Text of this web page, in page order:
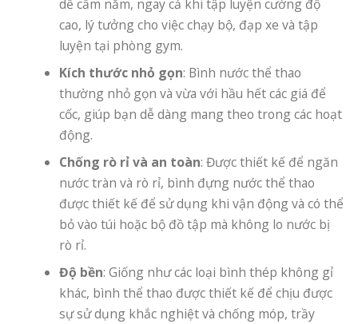
dễ cầm nắm, ngay cả khi tập luyện cường độ
cao, lý tưởng cho việc chạy bộ, đạp xe và tập
luyện tại phòng gym.
Kích thước nhỏ gọn: Bình nước thể thao
thường nhỏ gọn và vừa với hầu hết các giá để
cốc, giúp bạn dễ dàng mang theo trong các hoạt
động.
Chống rò rỉ và an toàn: Được thiết kế để ngăn
nước tràn và rò rỉ, bình đựng nước thể thao
được thiết kế để sử dụng khi vận động và có thể
bỏ vào túi hoặc bộ đồ tập mà không lo nước bị
rò rỉ.
Độ bền: Giống như các loại bình thép không gỉ
khác, bình thể thao được thiết kế để chịu được
sự sử dụng khắc nghiệt và chống móp, trầy